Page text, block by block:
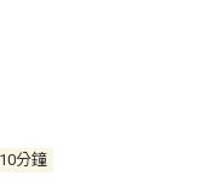
10分鐘